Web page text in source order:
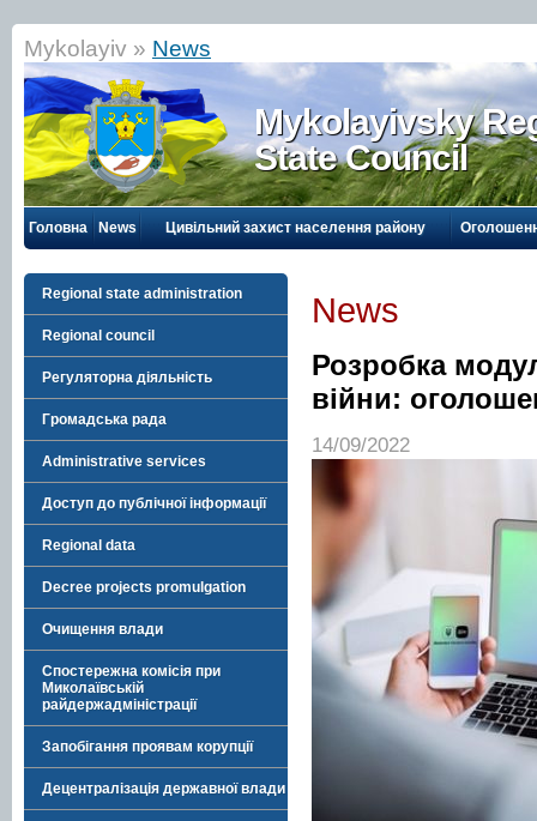
Mykolayiv » News
Mykolayivsky
State Council
Головна News Цивільний захист населення району
Regional state administration
Regional council
Регуляторна діяльність
Громадська рада
Administrative services
Доступ до публічної інформації
Regional data
Decree projects promulgation
Очищення влади
Спостережна комісія при
Миколаївській
райдержадміністрації
Запобігання проявам корупції
Децентралізація державної влади
News
Розробка
війни:
14/09/2022